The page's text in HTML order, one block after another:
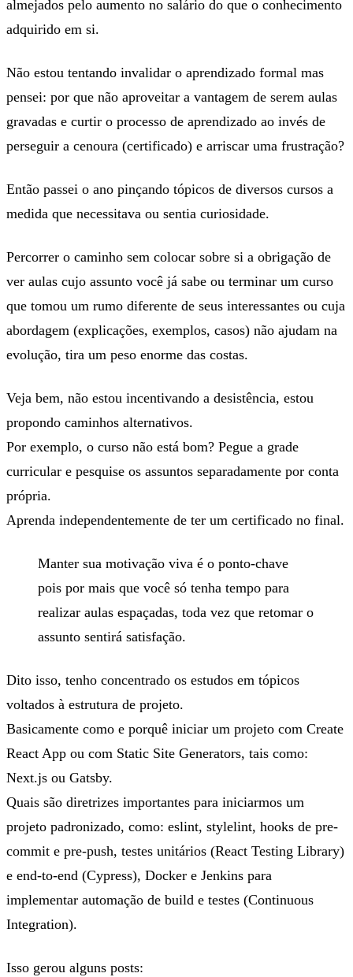
almejados pelo aumento no salário do que o conhecimento
adquirido em si.
Não estou tentando invalidar o aprendizado formal mas
pensei: por que não aproveitar a vantagem de serem aulas
gravadas e curtir o processo de aprendizado ao invés de
perseguir a cenoura (certificado) e arriscar uma frustração?
Então passei o ano pinçando tópicos de diversos cursos a
medida que necessitava ou sentia curiosidade.
Percorrer o caminho sem colocar sobre si a obrigação de
ver aulas cujo assunto você já sabe ou terminar um curso
que tomou um rumo diferente de seus interessantes ou cuja
abordagem (explicações, exemplos, casos) não ajudam na
evolução, tira um peso enorme das costas.
Veja bem, não estou incentivando a desistência, estou
propondo caminhos alternativos.
Por exemplo, o curso não está bom? Pegue a grade
curricular e pesquise os assuntos separadamente por conta
própria.
Aprenda independentemente de ter um certificado no final.
Manter sua motivação viva é o ponto-chave
pois por mais que você só tenha tempo para
realizar aulas espaçadas, toda vez que retomar o
assunto sentirá satisfação.
Dito isso, tenho concentrado os estudos em tópicos
voltados à estrutura de projeto.
Basicamente como e porquê iniciar um projeto com Create
React App ou com Static Site Generators, tais como:
Next.js ou Gatsby.
Quais são diretrizes importantes para iniciarmos um
projeto padronizado, como: eslint, stylelint, hooks de pre-
commit e pre-push, testes unitários (React Testing Library)
e end-to-end (Cypress), Docker e Jenkins para
implementar automação de build e testes (Continuous
Integration).
Isso gerou alguns posts: